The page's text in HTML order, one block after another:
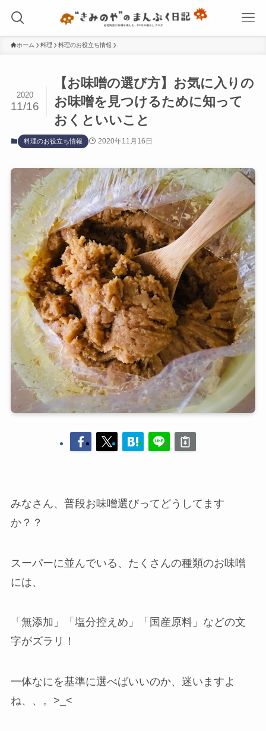
ホーム 料理 料理のお役立ち情報
【お味噌の選び方】お気に入りの
お味噌を見つけるために知って
おくといいこと
2020
11/16
料理のお役立ち情報 2020年11月16日
みなさん、普段お味噌選びってどうしてます
か？？
スーパーに並んでいる、たくさんの種類のお味噌
には、
「無添加」「塩分控えめ」「国産原料」などの文
字がズラリ！
一体なにを基準に選べばいいのか、迷いますよ
ね、、。>_<